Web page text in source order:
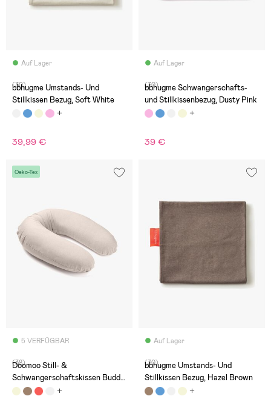
Auf Lager
(30)
bbhugme Umstands- Und
Stillkissen Bezug, Soft White
39,99 €
Auf Lager
(30)
bbhugme Schwangerschafts-
und Stillkissenbezug, Dusty Pink
39 €
Oeko-Tex
5 VERFÜGBAR
(38)
Doomoo Still- &
Schwangerschaftskissen Buddy,
Melerad Sand
Auf Lager
(30)
bbhugme Umstands- Und
Stillkissen Bezug, Hazel Brown